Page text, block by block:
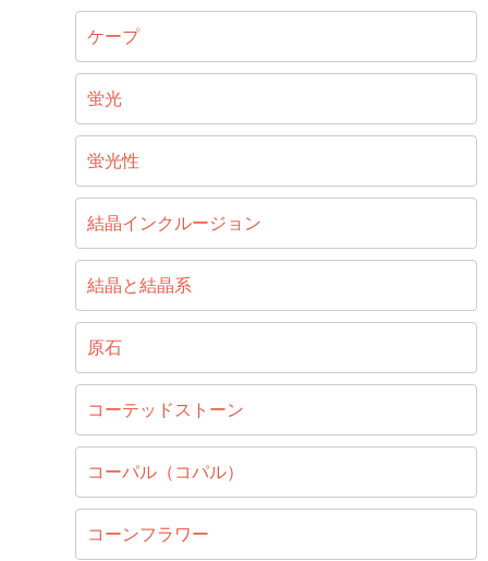
ケープ
蛍光
蛍光性
結晶インクルージョン
結晶と結晶系
原石
コーテッドストーン
コーパル（コパル）
コーンフラワー